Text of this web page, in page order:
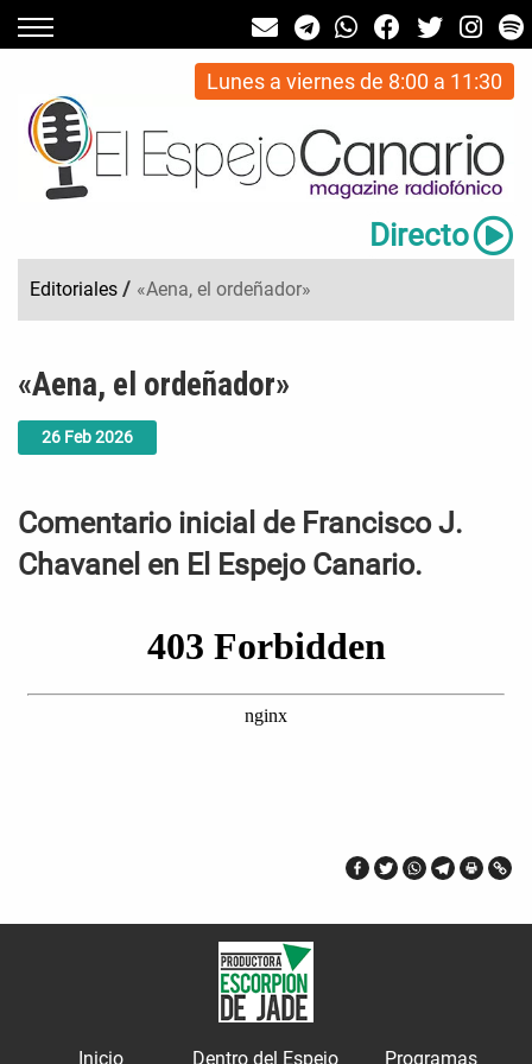
Lunes a viernes de 8:00 a 11:30
Directo
Editoriales / «Aena, el ordeñador»
26 Feb2026
«Aena, el ordeñador»
Comentario inicial de Francisco J.
Chavanel en El Espejo Canario.
Inicio Dentro del Espejo Programas